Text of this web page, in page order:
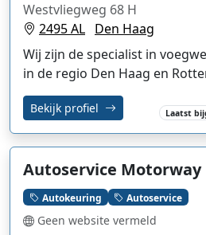
Westvliegweg 68 H
2495 AL Den Haag
Wij zijn de specialist in
in de regio Den Haag en
Bekijk profiel Laatst
Autoservice Motorway
Autokeuring Autoservice
Geen website vermeld